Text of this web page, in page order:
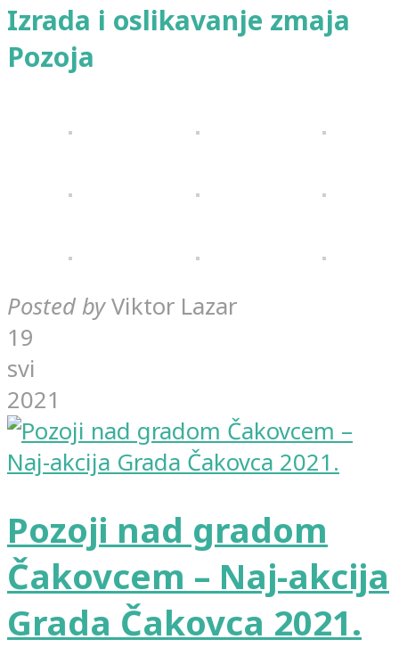
Izrada i oslikavanje zmaja
Pozoja
Posted by Viktor Lazar
19
svi
2021
Pozoji nad gradom
Čakovcem – Naj-akcija
Grada Čakovca 2021.